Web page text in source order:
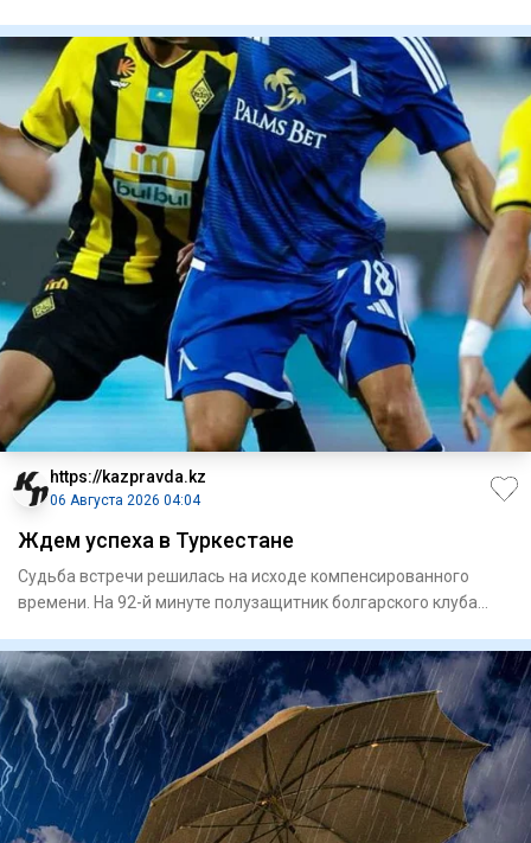
https://kazpravda.kz
06 Августа 2026 04:04
Ждем успеха в Туркестане
Судьба встречи решилась на исходе компенсированного
времени. На 92-й минуте полузащитник болгарского клуба